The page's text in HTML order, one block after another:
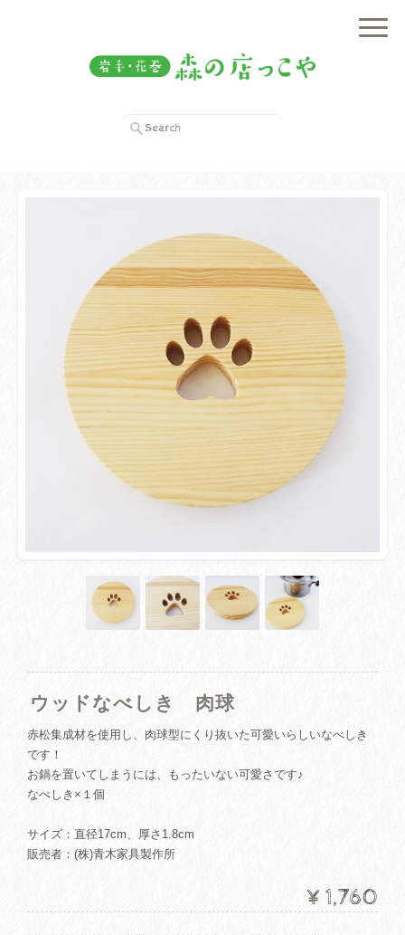
ウッドなべしき 肉球
赤松集成材を使用し、肉球型にくり抜いた可愛いらしいなべしき
です！
お鍋を置いてしまうには、もったいない可愛さです♪
なべしき×１個
サイズ：直径17cm、厚さ1.8cm
販売者：(株)青木家具製作所
¥1,760